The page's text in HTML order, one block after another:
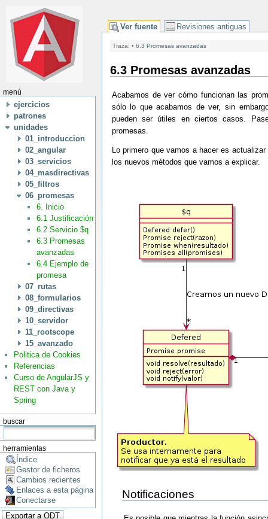
menú
ejercicios
patrones
unidades
01_introduccion
02_angular
03_servicios
04_masdirectivas
05_filtros
06_promesas
6. Inicio
6.1 Justificación
6.2 Servicio $q
6.3 Promesas
avanzadas
6.4 Ejemplo de
promesa
07_rutas
08_formularios
09_directivas
10_servidor
11_rootscope
15_avanzado
Politica de Cookies
Referencias
Curso de AngularJS y
REST con Java y
Spring
buscar
herramientas
Índice
Gestor de ficheros
Cambios recientes
Enlaces a esta página
Conectarse
Ver fuente Revisiones antiguas
Traza: • 6.3 Promesas avanzadas
6.3 Promesas avanzadas
Acabamos de ver cómo funcionan las
sólo lo que acabamos de ver, sin
pueden ser útiles en ciertos casos.
promesas.
Lo primero que vamos a hacer es
los nuevos métodos que vamos a explicar.
Notificaciones